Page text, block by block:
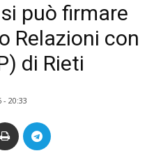
si può firmare
Relazioni con
di Rieti
- 20:33